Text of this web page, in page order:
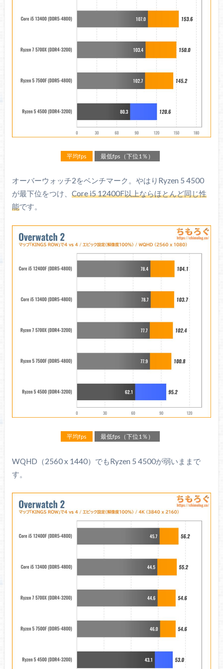
平均fps 最低fps（下位1％）
オーバーウォッチ2をベンチマーク。やはりRyzen 5 4500
が最下位をつけ、 Core i5 12400F以上ならほとんど同じ性
能です。
平均fps 最低fps（下位1％）
WQHD（2560 x 1440）でもRyzen 5 4500が弱いままで
す。